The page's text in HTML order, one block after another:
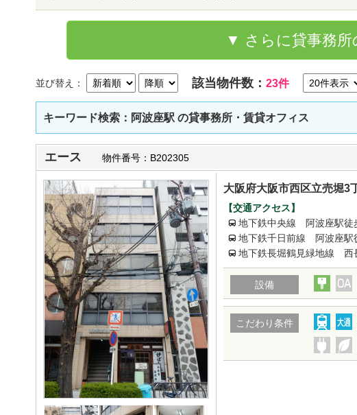
▼ さらに貸事務
並び替え： 該当物件数： 23件
キーワード検索：阿波座駅 の貸事務所・賃貸オフィス
エース 物件番号：B202305
大阪府大阪市西区立売堀3
【交通アクセス】
地下鉄中央線 阿波座駅徒
地下鉄千日前線 阿波座駅
地下鉄長堀鶴見緑地線 西
設備
こだわり条件